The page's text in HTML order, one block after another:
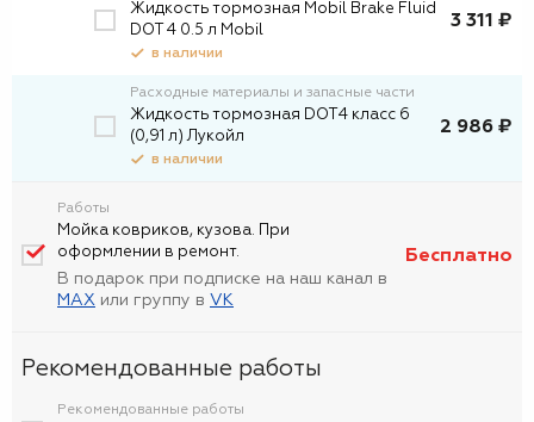
Жидкость тормозная Mobil Brake Fluid
DOT 4 0.5 л Mobil
в наличии
3 311 ₽
Расходные материалы и запасные части
Жидкость тормозная DOT4 класс 6
(0,91 л) Лукойл
в наличии
2 986 ₽
Работы
Мойка ковриков, кузова. При
оформлении в ремонт.
В подарок при подписке на наш канал в
MAX или группу в VK
Бесплатно
Рекомендованные работы
Рекомендованные работы